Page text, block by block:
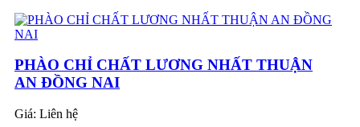
PHÀO CHỈ CHẤT LƯƠNG NHẤT THUẬN
AN ĐỒNG NAI
Giá: Liên hệ